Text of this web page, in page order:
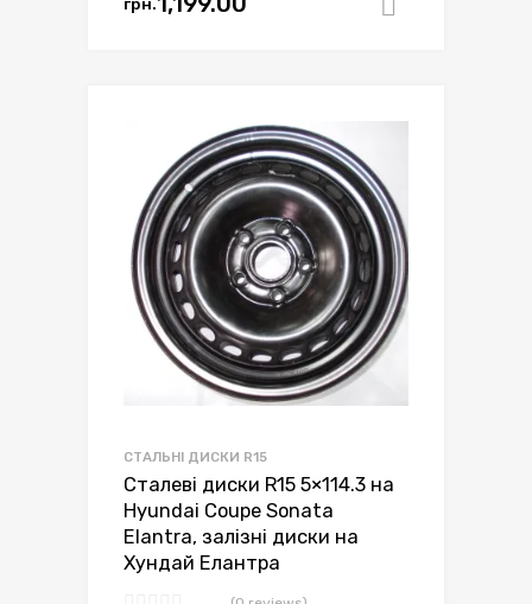
СТАЛЬНІ ДИСКИ R15
Сталеві диски R15 5×114.3 на
Hyundai Coupe Sonata
Elantra, залізні диски на
Хундай Елантра